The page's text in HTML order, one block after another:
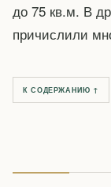
до 75 кв.м. В
причислили
К СОДЕРЖАНИЮ ↑